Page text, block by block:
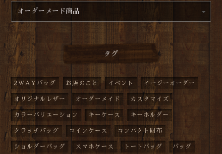
タグ
2WAYバッグ お店のこと イベント イージーオーダー
オリジナルレザー オーダーメイド カスタマイズ
カラーバリエーション キーケース キーホルダー
クラッチバッグ コインケース コンパクト財布
ショルダーバッグ スマホケース トートバッグ バッグ